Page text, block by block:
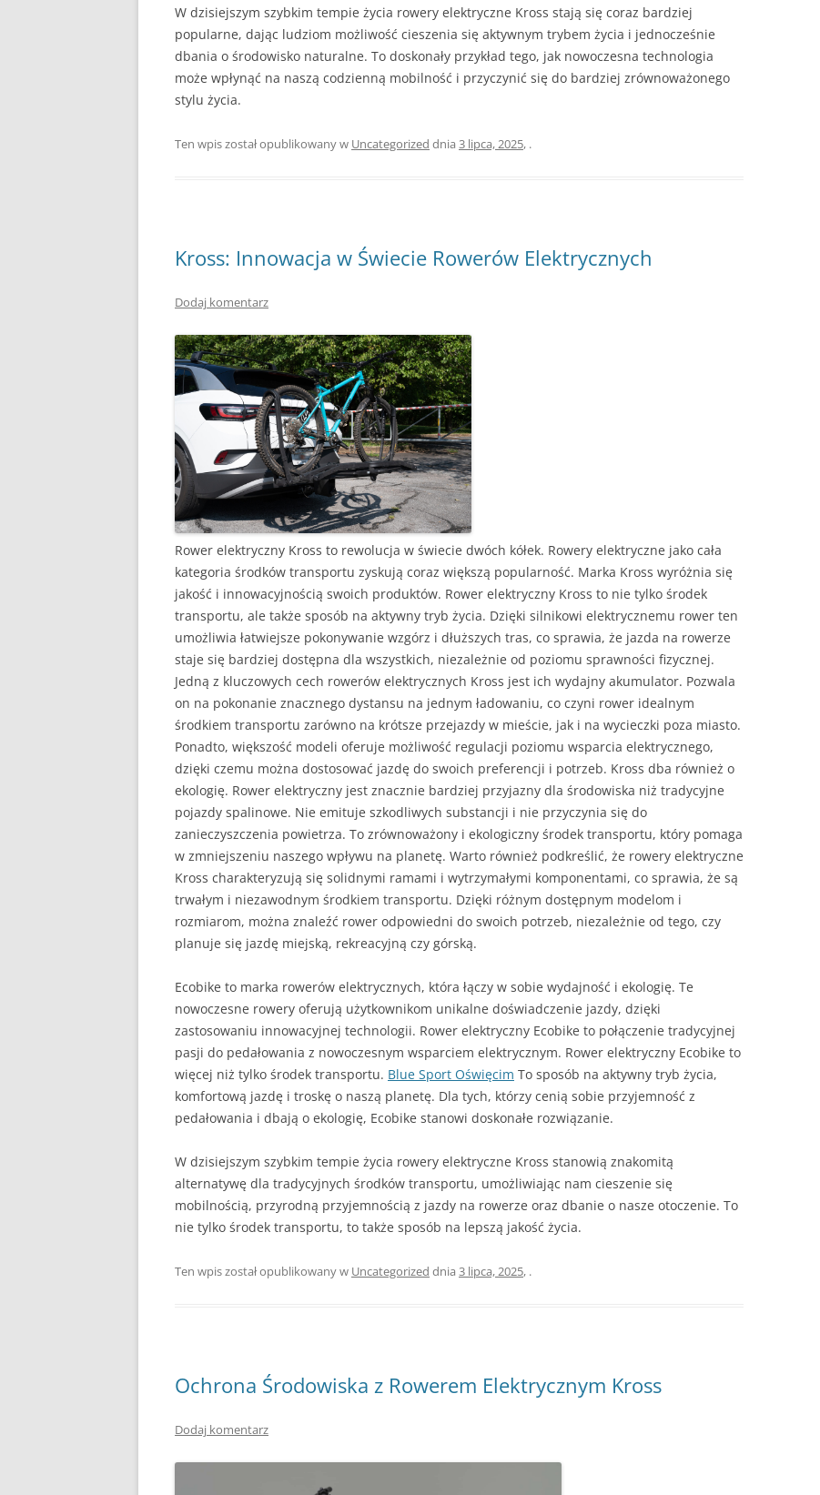
W dzisiejszym szybkim tempie życia rowery elektryczne Kross stają się coraz bardziej
popularne, dając ludziom możliwość cieszenia się aktywnym trybem życia i jednocześnie
dbania o środowisko naturalne. To doskonały przykład tego, jak nowoczesna technologia
może wpłynąć na naszą codzienną mobilność i przyczynić się do bardziej zrównoważonego
stylu życia.
Ten wpis został opublikowany w Uncategorized dnia 3 lipca, 2025, .
Kross: Innowacja w Świecie Rowerów Elektrycznych
Dodaj komentarz
Rower elektryczny Kross to rewolucja w świecie dwóch kółek. Rowery elektryczne jako cała
kategoria środków transportu zyskują coraz większą popularność. Marka Kross wyróżnia się
jakość i innowacyjnością swoich produktów. Rower elektryczny Kross to nie tylko środek
transportu, ale także sposób na aktywny tryb życia. Dzięki silnikowi elektrycznemu rower ten
umożliwia łatwiejsze pokonywanie wzgórz i dłuższych tras, co sprawia, że jazda na rowerze
staje się bardziej dostępna dla wszystkich, niezależnie od poziomu sprawności fizycznej.
Jedną z kluczowych cech rowerów elektrycznych Kross jest ich wydajny akumulator. Pozwala
on na pokonanie znacznego dystansu na jednym ładowaniu, co czyni rower idealnym
środkiem transportu zarówno na krótsze przejazdy w mieście, jak i na wycieczki poza miasto.
Ponadto, większość modeli oferuje możliwość regulacji poziomu wsparcia elektrycznego,
dzięki czemu można dostosować jazdę do swoich preferencji i potrzeb. Kross dba również o
ekologię. Rower elektryczny jest znacznie bardziej przyjazny dla środowiska niż tradycyjne
pojazdy spalinowe. Nie emituje szkodliwych substancji i nie przyczynia się do
zanieczyszczenia powietrza. To zrównoważony i ekologiczny środek transportu, który pomaga
w zmniejszeniu naszego wpływu na planetę. Warto również podkreślić, że rowery elektryczne
Kross charakteryzują się solidnymi ramami i wytrzymałymi komponentami, co sprawia, że są
trwałym i niezawodnym środkiem transportu. Dzięki różnym dostępnym modelom i
rozmiarom, można znaleźć rower odpowiedni do swoich potrzeb, niezależnie od tego, czy
planuje się jazdę miejską, rekreacyjną czy górską.
Ecobike to marka rowerów elektrycznych, która łączy w sobie wydajność i ekologię. Te
nowoczesne rowery oferują użytkownikom unikalne doświadczenie jazdy, dzięki
zastosowaniu innowacyjnej technologii. Rower elektryczny Ecobike to połączenie tradycyjnej
pasji do pedałowania z nowoczesnym wsparciem elektrycznym. Rower elektryczny Ecobike to
więcej niż tylko środek transportu. Blue Sport Oświęcim To sposób na aktywny tryb życia,
komfortową jazdę i troskę o naszą planetę. Dla tych, którzy cenią sobie przyjemność z
pedałowania i dbają o ekologię, Ecobike stanowi doskonałe rozwiązanie.
W dzisiejszym szybkim tempie życia rowery elektryczne Kross stanowią znakomitą
alternatywę dla tradycyjnych środków transportu, umożliwiając nam cieszenie się
mobilnością, przyrodną przyjemnością z jazdy na rowerze oraz dbanie o nasze otoczenie. To
nie tylko środek transportu, to także sposób na lepszą jakość życia.
Ten wpis został opublikowany w Uncategorized dnia 3 lipca, 2025, .
Ochrona Środowiska z Rowerem Elektrycznym Kross
Dodaj komentarz